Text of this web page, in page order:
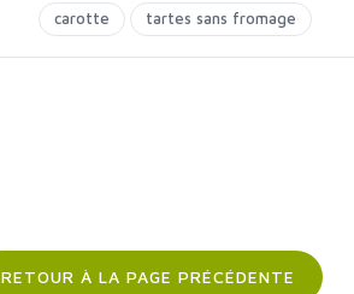
carotte
tartes sans fromage
RETOUR À LA PAGE PRÉCÉDENTE